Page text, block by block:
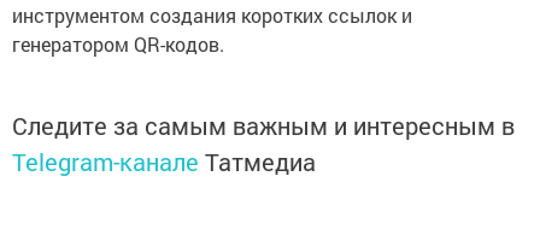
инструментом создания коротких ссылок и
генератором QR-кодов.
Следите за самым важным и интересным в
Telegram-канале Татмедиа